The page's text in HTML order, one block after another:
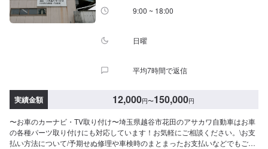
車してください。受付はスタッフへ「メンテモで予約しました」とお伝えく
ださい。ご案内いたします。
9:00 ~ 18:00
日曜
平均7時間で返信
実績金額 12,000円〜150,000円
〜お車のカーナビ・TV取り付け〜埼玉県越谷市花田のアサカワ自動車はお車
の各種パーツ取り付けにも対応しています！お気軽にご相談ください。\お支
払い方法について/予期せぬ修理や車検時のまとまったお支払いなどでもご不